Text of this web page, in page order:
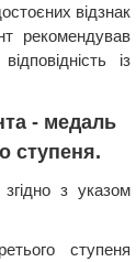
відзнак
рекомендував
із
- медаль
ступеня.
з указом
ступеня